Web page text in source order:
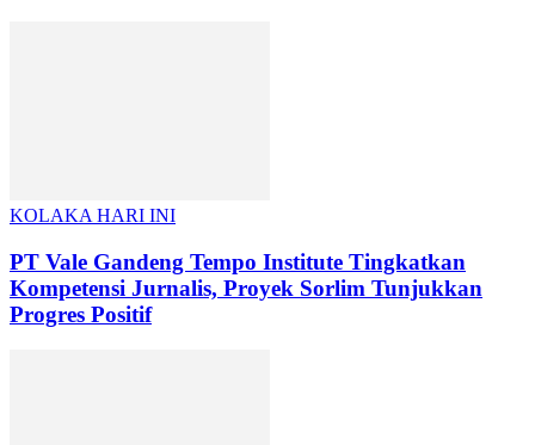
KOLAKA HARI INI
PT Vale Gandeng Tempo Institute Tingkatkan
Kompetensi Jurnalis, Proyek Sorlim Tunjukkan
Progres Positif